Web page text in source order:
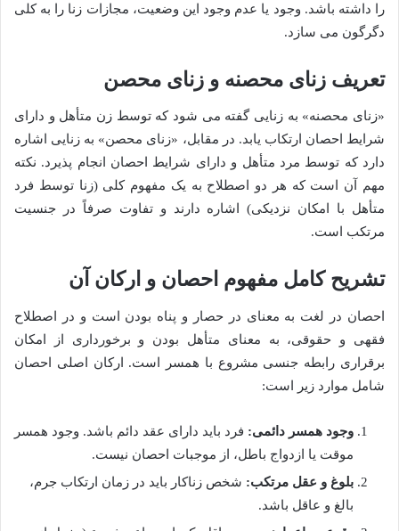
را داشته باشد. وجود یا عدم وجود این وضعیت، مجازات زنا را به کلی
دگرگون می سازد.
تعریف زنای محصنه و زنای محصن
«زنای محصنه» به زنایی گفته می شود که توسط زن متأهل و دارای
شرایط احصان ارتکاب یابد. در مقابل، «زنای محصن» به زنایی اشاره
دارد که توسط مرد متأهل و دارای شرایط احصان انجام پذیرد. نکته
مهم آن است که هر دو اصطلاح به یک مفهوم کلی (زنا توسط فرد
متأهل با امکان نزدیکی) اشاره دارند و تفاوت صرفاً در جنسیت
مرتکب است.
تشریح کامل مفهوم احصان و ارکان آن
احصان در لغت به معنای در حصار و پناه بودن است و در اصطلاح
فقهی و حقوقی، به معنای متأهل بودن و برخورداری از امکان
برقراری رابطه جنسی مشروع با همسر است. ارکان اصلی احصان
شامل موارد زیر است:
وجود همسر دائمی: فرد باید دارای عقد دائم باشد. وجود همسر
موقت یا ازدواج باطل، از موجبات احصان نیست.
بلوغ و عقل مرتکب: شخص زناکار باید در زمان ارتکاب جرم،
بالغ و عاقل باشد.